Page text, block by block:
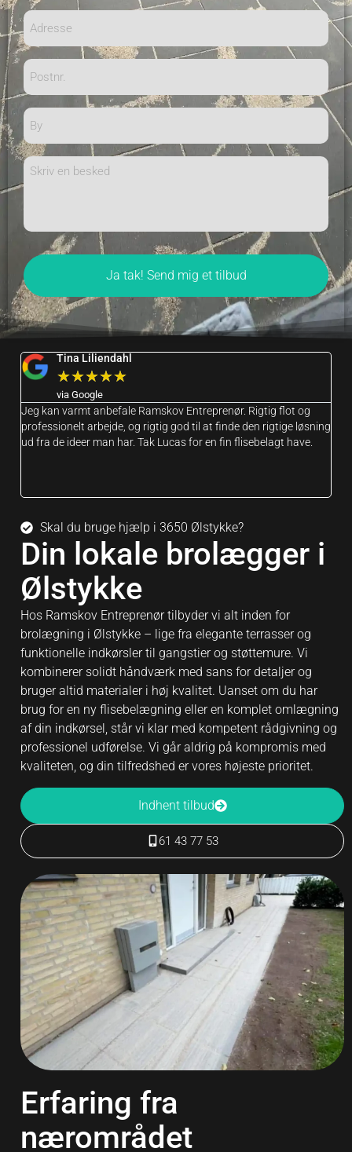
Adresse
Postnr.
By
Besked
Tina Liliendahl
★★★★★
via Google
Jeg kan varmt anbefale Ramskov Entreprenør. Rigtig flot og
professionelt arbejde, og rigtig god til at finde den rigtige løsning
ud fra de ideer man har. Tak Lucas for en fin flisebelagt have.
Skal du bruge hjælp i 3650 Ølstykke?
Din lokale brolægger i
Ølstykke
Hos Ramskov Entreprenør tilbyder vi alt inden for
brolægning i Ølstykke – lige fra elegante terrasser og
funktionelle indkørsler til gangstier og støttemure. Vi
kombinerer solidt håndværk med sans for detaljer og
bruger altid materialer i høj kvalitet. Uanset om du har
brug for en ny flisebelægning eller en komplet omlægning
af din indkørsel, står vi klar med kompetent rådgivning og
professionel udførelse. Vi går aldrig på kompromis med
kvaliteten, og din tilfredshed er vores højeste prioritet.
Indhent tilbud
61 43 77 53
Erfaring fra
nærområdet